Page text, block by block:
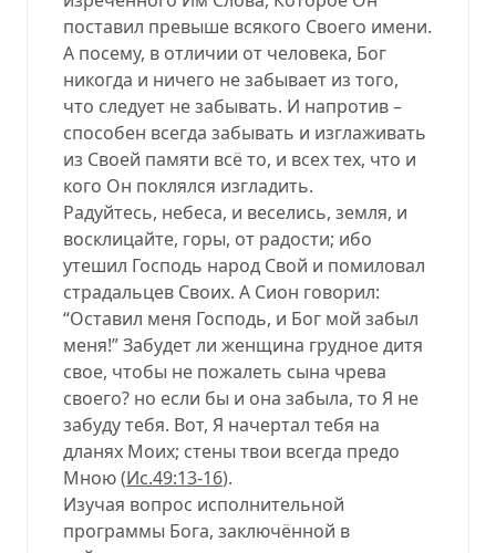
поставил превыше всякого Своего имени.
А посему, в отличии от человека, Бог
никогда и ничего не забывает из того,
что следует не забывать. И напротив –
способен всегда забывать и изглаживать
из Своей памяти всё то, и всех тех, что и
кого Он поклялся изгладить.
Радуйтесь, небеса, и веселись, земля, и
восклицайте, горы, от радости; ибо
утешил Господь народ Свой и помиловал
страдальцев Своих. А Сион говорил:
“Оставил меня Господь, и Бог мой забыл
меня!” Забудет ли женщина грудное дитя
свое, чтобы не пожалеть сына чрева
своего? но если бы и она забыла, то Я не
забуду тебя. Вот, Я начертал тебя на
дланях Моих; стены твои всегда предо
Мною (Ис.49:13-16).
Изучая вопрос исполнительной
программы Бога, заключённой в